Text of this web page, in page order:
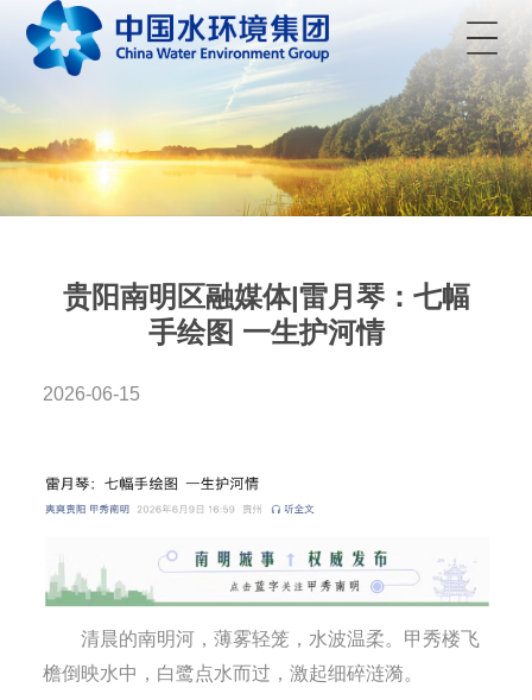
菜单
贵阳南明区融媒体|雷月琴：七幅
手绘图 一生护河情
2026-06-15
清晨的南明河，薄雾轻笼，水波温柔。甲秀楼飞
檐倒映水中，白鹭点水而过，激起细碎涟漪。